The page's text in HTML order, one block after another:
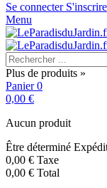
Se connecter S'inscrire
Menu
Plus de produits »
Panier 0
0,00 €
Aucun produit
Être déterminé
0,00 € Taxe
0,00 € Total